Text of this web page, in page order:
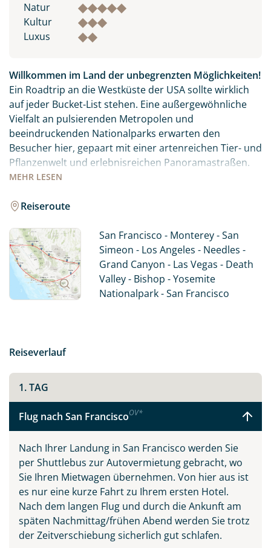
Natur
Kultur
Luxus
MEHR LESEN
Willkommen im Land der unbegrenzten Möglichkeiten!
Ein Roadtrip an die Westküste der USA sollte wirklich
auf jeder Bucket-List stehen. Eine außergewöhnliche
Vielfalt an pulsierenden Metropolen und
beeindruckenden Nationalparks erwarten den
Besucher hier, gepaart mit einer artenreichen Tier- und
Pflanzenwelt und erlebnisreichen Panoramastraßen.
Golden Gate Bridge oder das Hollywood-Sign. Mit
unserer Reise erleben Sie einen perfekten Mix aus den
Städten San Francisco, Los Angeles und Las Vegas,
kombiniert mit den unendlichen Weiten des Westens
und den Nationalparks Grand Canyon, Yosemite und
Death Valley. Also: Worauf warten Sie noch? „Let’s go
West!“
eigene Art sehenswert. So findet man in San Francisco
neben den Cable Cars und der ehemaligen
Gefängnisinsel Alcatraz viele Spuren der Hippie-
Vergangenheit, während sich in Beverly Hills oder
Hollywood die Schönen und Reichen die Klinke in die
Hand geben, und in den zahlreichen Spielcasinos in
den Themenhotels am Las Vegas Strip gerne mal alles
auf eine Karte gesetzt wird.
Eine Fahrt entlang der kurvenreichen Panoramastraße
Pacific Coast Highway No. 1 wird Sie verzaubern und
gehört zweifellos zu den Highlights Kaliforniens. In oft
schwindelerregender Höhe führt diese Straße immer
am Pazifik entlang, mit wunderschönen Ausblicken und
Reiseroute
San Francisco - Monterey - San
Simeon - Los Angeles - Needles -
Grand Canyon - Las Vegas - Death
Valley - Bishop - Yosemite
Nationalpark - San Francisco
Reiseverlauf
1. TAG
Flug nach San FranciscoOV*
Nach Ihrer Landung in San Francisco werden Sie
per Shuttlebus zur Autovermietung gebracht, wo
Sie Ihren Mietwagen übernehmen. Von hier aus ist
es nur eine kurze Fahrt zu Ihrem ersten Hotel.
Nach dem langen Flug und durch die Ankunft am
späten Nachmittag/frühen Abend werden Sie trotz
der Zeitverschiebung sicherlich gut schlafen.